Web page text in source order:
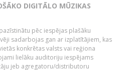
DIGITĀLO MŪZIKAS
pēc iespējas plašāku
sadarbojas gan ar izplatītājiem, kas
konkrētas valsts vai reģiona
lielāku auditoriju iespējams
jeb agregatoru/distributoru